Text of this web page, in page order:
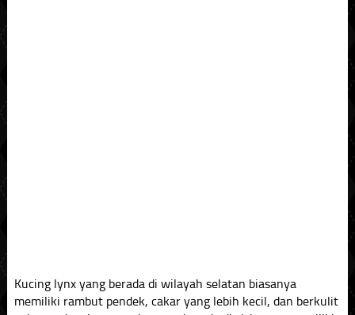
Kucing lynx yang berada di wilayah selatan biasanya
memiliki rambut pendek, cakar yang lebih kecil, dan berkulit